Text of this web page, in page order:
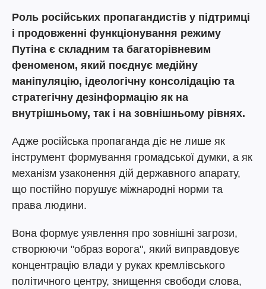
Роль російських пропагандистів у підтримці
і продовженні функціонування режиму
Путіна є складним та багаторівневим
феноменом, який поєднує медійну
маніпуляцію, ідеологічну консолідацію та
стратегічну дезінформацію як на
внутрішньому, так і на зовнішньому рівнях.
Адже російська пропаганда діє не лише як
інструмент формування громадської думки, а як
механізм узаконення дій державного апарату,
що постійно порушує міжнародні норми та
права людини.
Вона формує уявлення про зовнішні загрози,
створюючи "образ ворога", який виправдовує
концентрацію влади у руках кремлівського
політичного центру, знищення свободи слова,